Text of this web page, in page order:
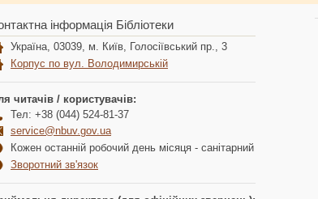
інформація Бібліотеки
Україна, 03039, м. Київ, Голосіївський пр., 3
Корпус по вул. Володимирській
читачів / користувачів:
Тел: +38 (044) 524-81-37
service@nbuv.gov.ua
Кожен останній робочий день місяця - санітарний
Зворотний зв'язок